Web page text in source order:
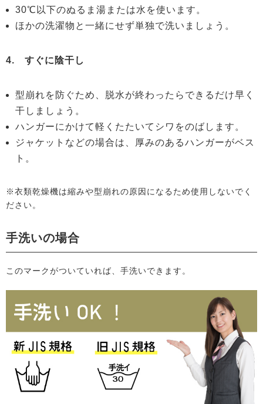
30℃以下のぬるま湯または水を使います。
ほかの洗濯物と一緒にせず単独で洗いましょう。
4. すぐに陰干し
型崩れを防ぐため、脱水が終わったらできるだけ早く
干しましょう。
ハンガーにかけて軽くたたいてシワをのばします。
ジャケットなどの場合は、厚みのあるハンガーがベス
ト。
※衣類乾燥機は縮みや型崩れの原因になるため使用しないでく
ださい。
手洗いの場合
このマークがついていれば、手洗いできます。